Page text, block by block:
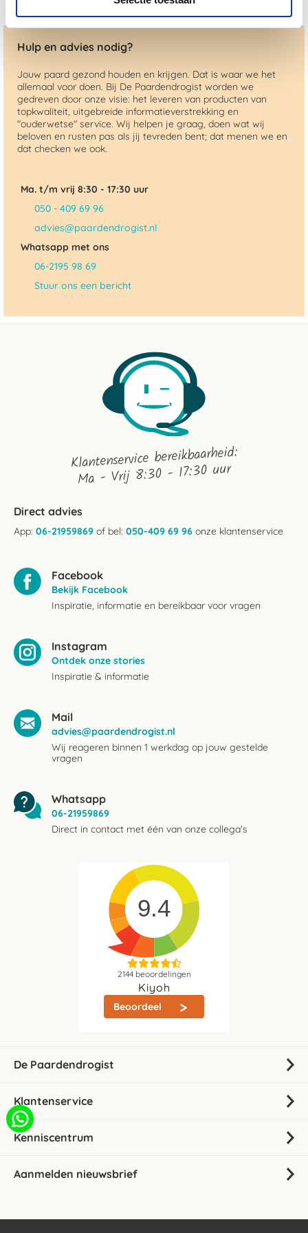
Hulp en advies nodig?
Jouw paard gezond houden en krijgen. Dat is waar we het
allemaal voor doen. Bij De Paardendrogist worden we
gedreven door onze visie: het leveren van producten van
topkwaliteit, uitgebreide informatieverstrekking en
"ouderwetse" service. Wij helpen je graag, doen wat wij
beloven en rusten pas als jij tevreden bent; dat menen we en
dat checken we ook.
Ma. t/m vrij 8:30 - 17:30 uur
050 - 409 69 96
advies@paardendrogist.nl
Whatsapp met ons
06-2195 98 69
Stuur ons een bericht
Klantenservice bereikbaarheid:
Ma - Vrij 8:30 - 17:30 uur
Direct advies
App: 06-21959869 of bel: 050-409 69 96 onze klantenservice
Facebook
Bekijk Facebook
Inspiratie, informatie en bereikbaar voor vragen
Instagram
Ontdek onze stories
Inspiratie & informatie
Mail
advies@paardendrogist.nl
Wij reageren binnen 1 werkdag op jouw gestelde
vragen
Whatsapp
06-21959869
Direct in contact met één van onze collega's
9.4
2144beoordelingen
Kiyoh
Beoordeel
De Paardendrogist
Klantenservice
Kenniscentrum
Aanmelden nieuwsbrief